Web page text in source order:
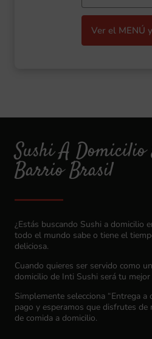
Ver el MENÚ
Sushi A Domicilio
Barrio Brasil
¿Estás buscando Sushi a domicilio
todo el mundo sabe o tiene el
deliciosa.
Cuando quieres ser servido como
domicilio de Inti Sushi será tu mejor
Simplemente selecciona “Entrega
pago y esperamos que disfrutes de
de comida a domicilio.